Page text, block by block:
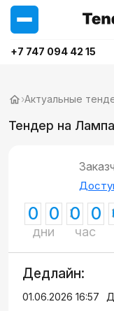
+7 747 094 42 15
›Актуальные
Тендер на
0 0
дни
0 0
час
Дедлайн:
01.06.2026 16:57